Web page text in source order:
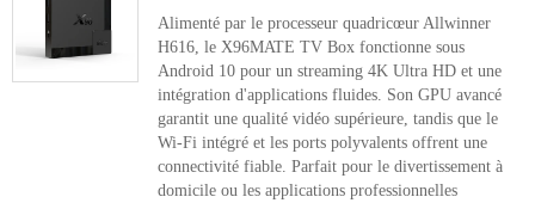
Alimenté par le processeur quadricœur Allwinner
H616, le X96MATE TV Box fonctionne sous
Android 10 pour un streaming 4K Ultra HD et une
intégration d'applications fluides. Son GPU avancé
garantit une qualité vidéo supérieure, tandis que le
Wi-Fi intégré et les ports polyvalents offrent une
connectivité fiable. Parfait pour le divertissement à
domicile ou les applications professionnelles